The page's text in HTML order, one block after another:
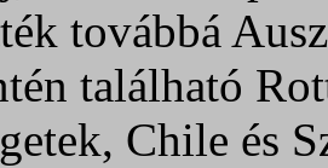
továbbá
található
Chile és